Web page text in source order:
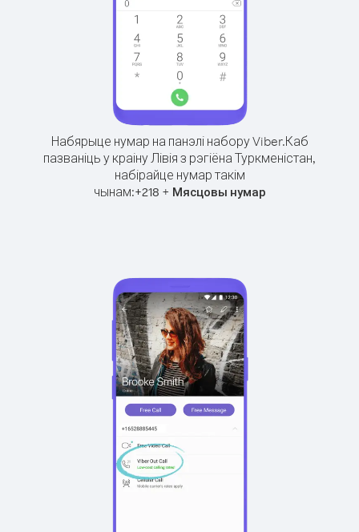
Набярыце нумар на панэлі набору Viber.Каб
пазваніць у краіну Лівія з рэгіёна Туркменістан,
набірайце нумар такім
чынам:+218 + Мясцовы нумар